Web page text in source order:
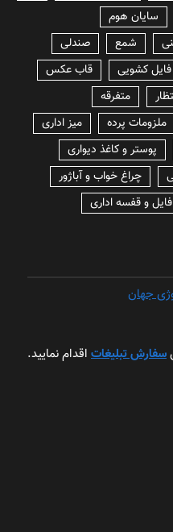
سایان هوم
شمع
صندلی
فایل کشویی
قاب عکس
متفرقه
ملزومات پرده
میز اداری
پوستر و کاغذ دیواری
چراغ خواب و آباژور
و قفسه اداری
جهان
سفارش تبلیغات اقدام نمایید.